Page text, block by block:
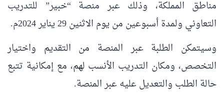
مناطق المملكة، وذلك عبر منصة “خبير” للتدريب
التعاوني ولمدة أسبوعين من يوم الاثنين 29 يناير 2024م.
وسيتمكن الطلبة عبر المنصة من التقديم واختيار
التخصص، ومكان التدريب الأنسب لهم، مع إمكانية تتبع
حالة الطلب والتعديل عليه عبر المنصة.